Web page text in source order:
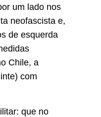
um lado nos
neofascista e,
de esquerda
Chile, a
com
que no